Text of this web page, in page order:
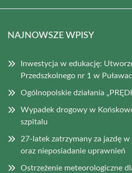
NAJNOWSZE WPISY
Inwestycja w edukację:
Przedszkolnego nr 1 w
Ogólnopolskie działania
Wypadek drogowy w
szpitalu
27-latek zatrzymany za jazdę
oraz nieposiadanie uprawnień
Ostrzeżenie meteorologiczne